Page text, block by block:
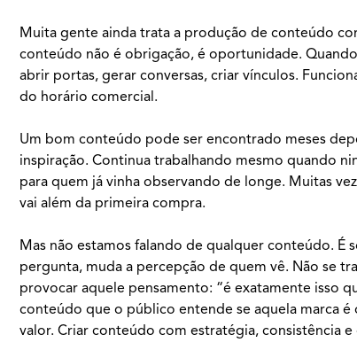
Muita gente ainda trata a produção de conteúdo
conteúdo não é obrigação, é oportunidade.
abrir portas, gerar conversas, criar vínculos.
do horário comercial.
Um bom conteúdo pode ser encontrado meses
inspiração. Continua trabalhando mesmo quando
para quem já vinha observando de longe. Muitas
vai além da primeira compra.
Mas não estamos falando de qualquer conteúdo.
pergunta, muda a percepção de quem vê. Não se
provocar aquele pensamento: “é exatamente isso
conteúdo que o público entende se aquela marca
valor. Criar conteúdo com estratégia, consistência